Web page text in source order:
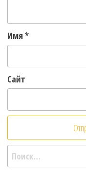
Имя*
Сайт
Найти: